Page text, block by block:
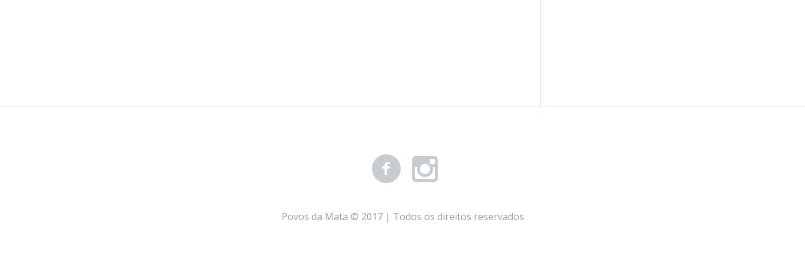
Povos da Mata © 2017 | Todos os direitos reservados